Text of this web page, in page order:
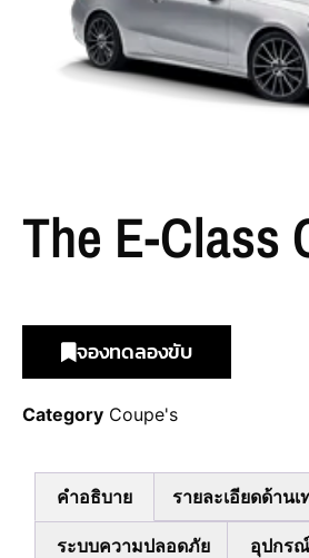
The E-Class
จองทดลองขับ
Category Coupe's
คำอธิบาย รายละเอียดด้าน
ระบบความปลอดภัย อุปกร